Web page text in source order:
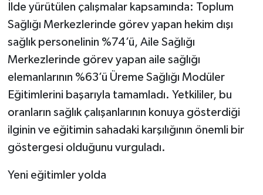
İlde yürütülen çalışmalar kapsamında: Toplum
Sağlığı Merkezlerinde görev yapan hekim dışı
sağlık personelinin %74’ü, Aile Sağlığı
Merkezlerinde görev yapan aile sağlığı
elemanlarının %63’ü Üreme Sağlığı Modüler
Eğitimlerini başarıyla tamamladı. Yetkililer, bu
oranların sağlık çalışanlarının konuya gösterdiği
ilginin ve eğitimin sahadaki karşılığının önemli bir
göstergesi olduğunu vurguladı.
Yeni eğitimler yolda